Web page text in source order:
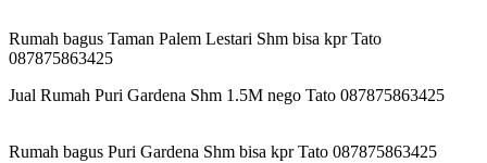
Rumah bagus Taman Palem Lestari Shm bisa kpr Tato
087875863425
Jual Rumah Puri Gardena Shm 1.5M nego Tato 087875863425
Rumah bagus Puri Gardena Shm bisa kpr Tato 087875863425